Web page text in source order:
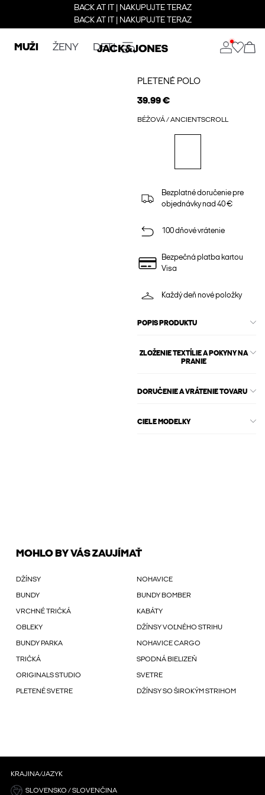
BACK AT IT | NAKUPUJTE TERAZ
BACK AT IT | NAKUPUJTE TERAZ
MUŽI ŽENY DETI
PLETENÉ POLO
39.99 €
BÉŽOVÁ / ANCIENTSCROLL
Bezplatné doručenie pre
objednávky nad 40 €
100 dňové vrátenie
Bezpečná platba kartou
Visa
Každý deň nové položky
POPIS PRODUKTU
ZLOŽENIE TEXTÍLIE A POKYNY NA
PRANIE
DORUČENIE A VRÁTENIE TOVARU
CIELE MODELKY
MOHLO BY VÁS ZAUJÍMAŤ
DŽÍNSY NOHAVICE
BUNDY BUNDY BOMBER
VRCHNÉ TRIČKÁ KABÁTY
OBLEKY DŽÍNSY VOĽNÉHO STRIHU
BUNDY PARKA NOHAVICE CARGO
TRIČKÁ SPODNÁ BIELIZEŇ
ORIGINALS STUDIO SVETRE
PLETENÉ SVETRE DŽÍNSY SO ŠIROKÝM STRIHOM
KRAJINA/JAZYK
SLOVENSKO / SLOVENČINA